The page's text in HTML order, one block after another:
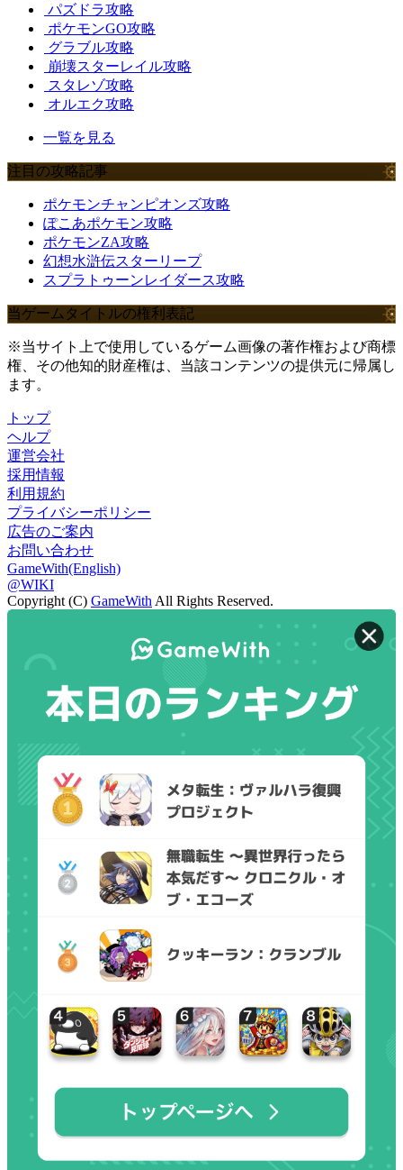
パズドラ攻略
ポケモンGO攻略
グラブル攻略
崩壊スターレイル攻略
スタレゾ攻略
オルエク攻略
一覧を見る
注目の攻略記事
ポケモンチャンピオンズ攻略
ぽこあポケモン攻略
ポケモンZA攻略
幻想水滸伝スターリープ
スプラトゥーンレイダース攻略
当ゲームタイトルの権利表記
※当サイト上で使用しているゲーム画像の著作権および商標
権、その他知的財産権は、当該コンテンツの提供元に帰属し
ます。
トップ
ヘルプ
運営会社
採用情報
利用規約
プライバシーポリシー
広告のご案内
お問い合わせ
GameWith(English)
@WIKI
Copyright (C) GameWith All Rights Reserved.